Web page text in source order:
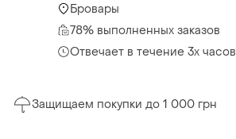
Бровары
78% выполненных заказов
Отвечает в течение 3х часов
Защищаем покупки до 1 000 грн